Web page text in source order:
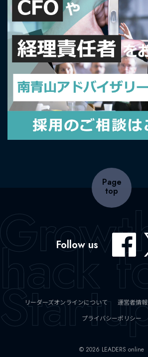
Page
top
Follow us
リーダーズオンラインについて 運営者情報
プライバシーポリシー
© 2026 LEADERS online